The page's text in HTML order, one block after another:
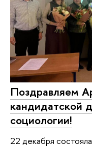
Поздравляем
кандидатской
социологии!
22 декабря